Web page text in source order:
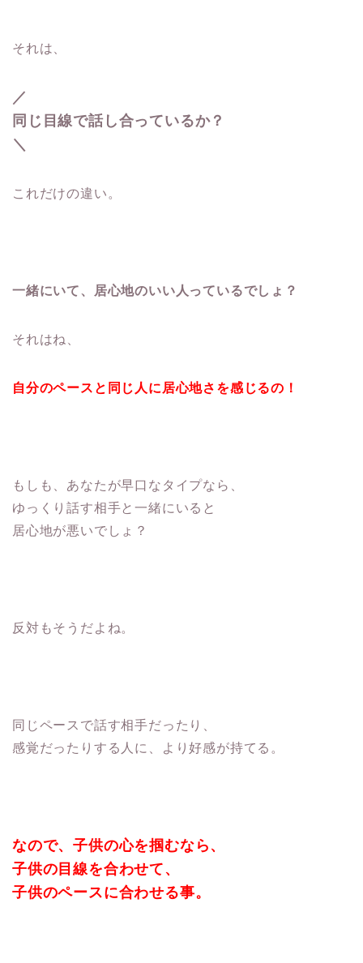
それは、
／
同じ目線で話し合っているか？
＼
これだけの違い。
一緒にいて、居心地のいい人っているでしょ？
それはね、
自分のペースと同じ人に居心地さを感じるの！
もしも、あなたが早口なタイプなら、
ゆっくり話す相手と一緒にいると
居心地が悪いでしょ？
反対もそうだよね。
同じペースで話す相手だったり、
感覚だったりする人に、より好感が持てる。
なので、子供の心を掴むなら、
子供の目線を合わせて、
子供のペースに合わせる事。